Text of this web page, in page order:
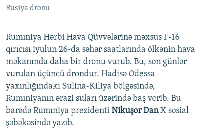
Rusiya dronu
Rumıniya Hərbi Hava Qüvvələrinə məxsus F-16
qırıcısı iyulun 26-da səhər saatlarında ölkənin hava
məkanında daha bir dronu vurub. Bu, son günlər
vurulan üçüncü drondur. Hadisə Odessa
yaxınlığındakı Sulina-Kiliya bölgəsində,
Rumıniyanın ərazi suları üzərində baş verib. Bu
barədə Rumıniya prezidenti Nikuşor DanX sosial
şəbəkəsində yazıb.